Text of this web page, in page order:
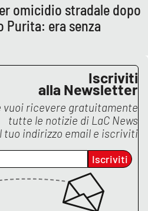
omicidio stradale dopo
Purita: era senza
Iscriviti
alla Newsletter
vuoi ricevere gratuitamente
tutte le notizie di LaC News
tuo indirizzo email e iscriviti
Iscriviti